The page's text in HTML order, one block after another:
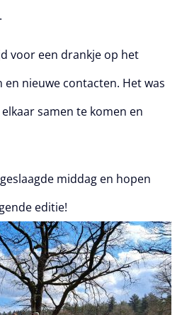
voor een drankje op het
nieuwe contacten. Het was
samen te komen en
middag en hopen
editie!